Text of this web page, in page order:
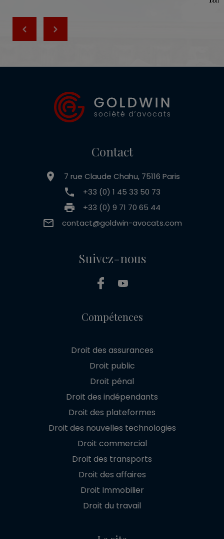
Contact
7 rue Claude Chahu, 75116 Paris
+33 (0) 1 45 33 50 73
+33 (0) 9 71 70 65 44
contact@goldwin-avocats.com
Suivez-nous
Compétences
Droit des assurances
Droit public
Droit pénal
Droit des indépendants
Droit des plateformes
Droit des nouvelles technologies
Droit commercial
Droit des transports
Droit des affaires
Droit Immobilier
Droit du travail